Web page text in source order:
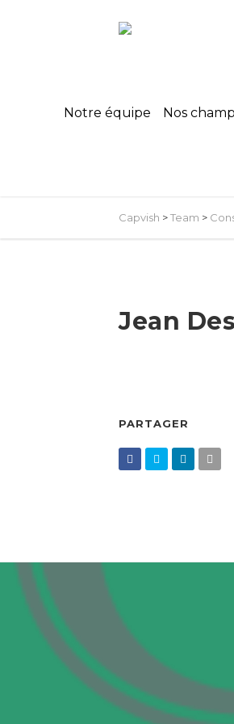
Notre équipe Nos
Capvish >Team >
Jean
PARTAGER